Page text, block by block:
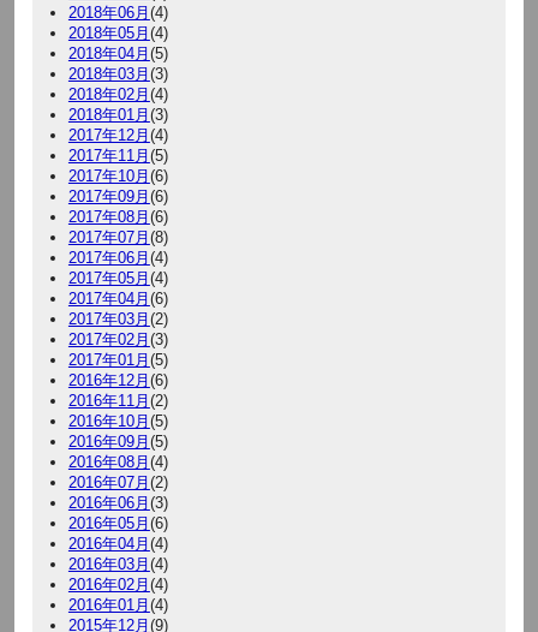
2018年06月 (4)
2018年05月 (4)
2018年04月 (5)
2018年03月 (3)
2018年02月 (4)
2018年01月 (3)
2017年12月 (4)
2017年11月 (5)
2017年10月 (6)
2017年09月 (6)
2017年08月 (6)
2017年07月 (8)
2017年06月 (4)
2017年05月 (4)
2017年04月 (6)
2017年03月 (2)
2017年02月 (3)
2017年01月 (5)
2016年12月 (6)
2016年11月 (2)
2016年10月 (5)
2016年09月 (5)
2016年08月 (4)
2016年07月 (2)
2016年06月 (3)
2016年05月 (6)
2016年04月 (4)
2016年03月 (4)
2016年02月 (4)
2016年01月 (4)
2015年12月 (9)